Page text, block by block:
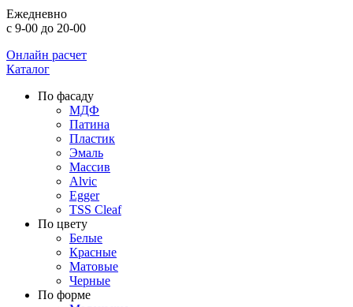
Ежедневно
с 9-00 до 20-00
Онлайн расчет
Каталог
По фасаду
МДФ
Патина
Пластик
Эмаль
Массив
Alvic
Egger
TSS Cleaf
По цвету
Белые
Красные
Матовые
Черные
По форме